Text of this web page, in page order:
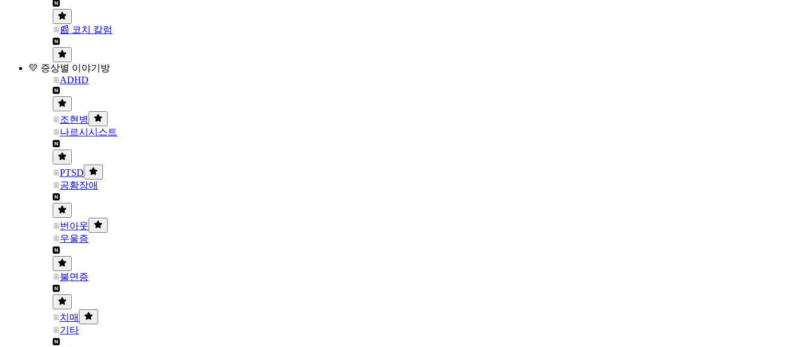
📰 코치 칼럼
💛 증상별 이야기방
ADHD
조현병
나르시시스트
PTSD
공황장애
번아웃
우울증
불면증
치매
기타